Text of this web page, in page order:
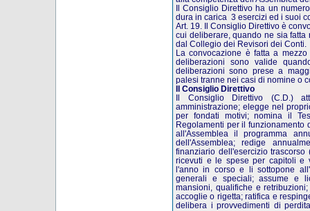
Il Consiglio Direttivo ha un
dura in carica 3 esercizi ed i suoi
Art. 19. Il Consiglio Direttivo è
cui deliberare, quando ne sia
dal Collegio dei Revisori dei Conti.
La convocazione è fatta a
deliberazioni sono valide
deliberazioni sono prese a
palesi tranne nei casi di nomine o
Il Consiglio Direttivo
Il Consiglio Direttivo (C.D.)
amministrazione; elegge nel
per fondati motivi; nomina il
Regolamenti per il funzionamento
all'Assemblea il programma
dell'Assemblea; redige
finanziario dell'esercizio
ricevuti e le spese per capitoli e
l'anno in corso e li sottopone
generali e speciali; assume e
mansioni, qualifiche e
accoglie o rigetta; ratifica e
delibera i provvedimenti di